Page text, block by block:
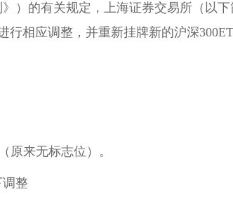
）的有关规定，上海证券交易所（以
行相应调整，并重新挂牌新的沪深
来无标志位）。
整